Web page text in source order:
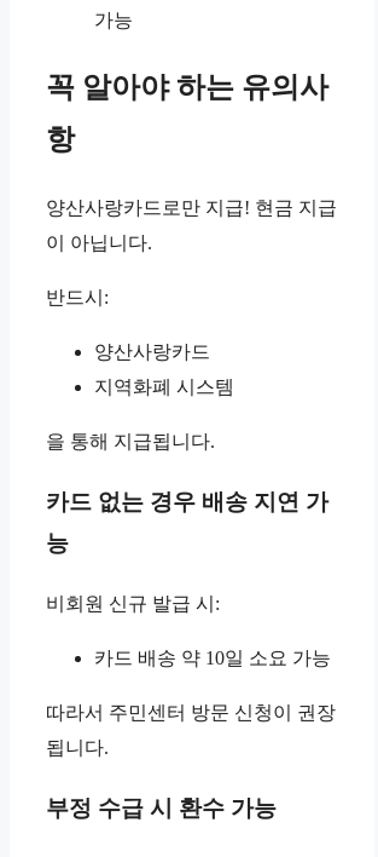
가능
꼭 알아야 하는 유의사
항
양산사랑카드로만 지급! 현금 지급
이 아닙니다.
반드시:
양산사랑카드
지역화폐 시스템
을 통해 지급됩니다.
카드 없는 경우 배송 지연 가
능
비회원 신규 발급 시:
카드 배송 약 10일 소요 가능
따라서 주민센터 방문 신청이 권장
됩니다.
부정 수급 시 환수 가능